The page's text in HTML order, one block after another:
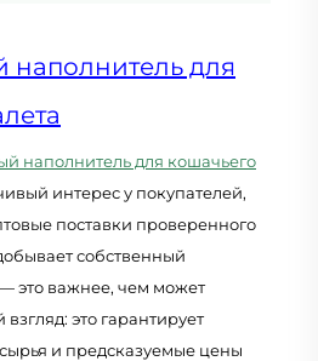
наполнитель для
наполнитель для кошачьего
интерес у покупателей,
поставки проверенного
собственный
это важнее, чем может
это гарантирует
и предсказуемые цены